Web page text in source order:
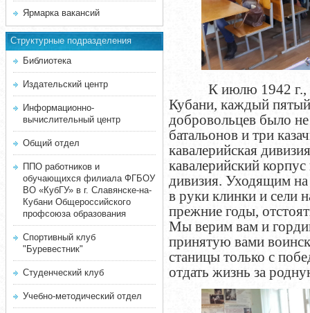
Ярмарка вакансий
Структурные подразделения
Библиотека
Издательский центр
Информационно-
вычислительный центр
Общий отдел
ППО работников и
обучающихся филиала ФГБОУ
ВО «КубГУ» в г. Славянске-на-
Кубани Общероссийского
профсоюза образования
Спортивный клуб
"Буревестник"
Студенческий клуб
Учебно-методический отдел
Киюлю 1942 г.,
Кубани, каждый
добровольцев было
батальонов и три
кавалерийская
кавалерийский
дивизия. Уходящим
в руки клинки и сели
прежние годы,
Мы верим вам и
принятую вами
станицы только с
отдать жизнь за